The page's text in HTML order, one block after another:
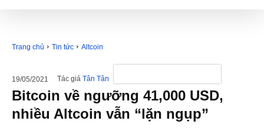
Trang chủ Tin tức Altcoin
19/05/2021 Tác giả Tân Tân
Bitcoin về ngưỡng 41,000 USD,
nhiều Altcoin vẫn “lặn ngụp”